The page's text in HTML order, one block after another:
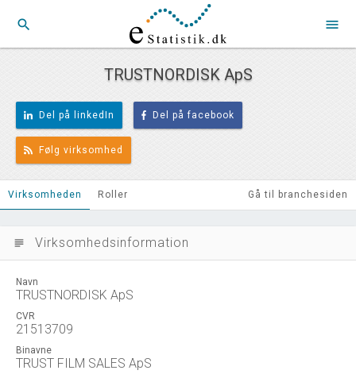
search menu
TRUSTNORDISK ApS
Del på linkedIn Del på facebook
Følg virksomhed
Virksomheden Roller Gå til branchesiden
subject Virksomhedsinformation
Navn
TRUSTNORDISK ApS
CVR
21513709
Binavne
TRUST FILM SALES ApS